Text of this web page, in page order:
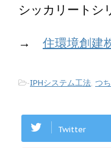
シッカリートシ
→ 住環境創建
-IPHシステム工法, つ
Twitter